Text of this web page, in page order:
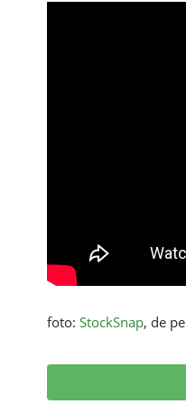
foto: StockSnap, de pe